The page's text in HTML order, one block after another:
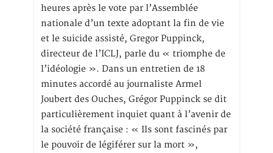
heures après le vote par l’Assemblée
nationale d’un texte adoptant la fin de vie
et le suicide assisté, Gregor Puppinck,
directeur de l’ICLJ, parle du « triomphe de
l’idéologie ». Dans un entretien de 18
minutes accordé au journaliste Armel
Joubert des Ouches, Grégor Puppinck se dit
particulièrement inquiet quant à l’avenir de
la société française : « Ils sont fascinés par
le pouvoir de légiférer sur la mort »,